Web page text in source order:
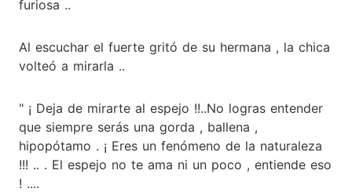
furiosa ..
Al escuchar el fuerte gritó de su hermana , la chica
volteó a mirarla ..
" ¡ Deja de mirarte al espejo !!..No logras entender
que siempre serás una gorda , ballena ,
hipopótamo . ¡ Eres un fenómeno de la naturaleza
!!! .. . El espejo no te ama ni un poco , entiende eso
! ....